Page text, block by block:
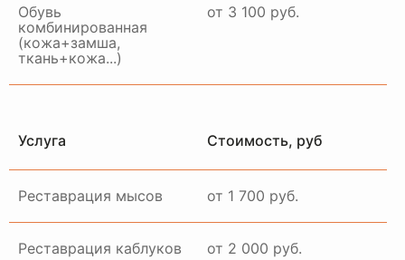
Обувь
комбинированная
(кожа+замша,
ткань+кожа...)
от 3 100 руб.
Услуга Стоимость, руб
Реставрация мысов от 1 700 руб.
Реставрация каблуков от 2 000 руб.